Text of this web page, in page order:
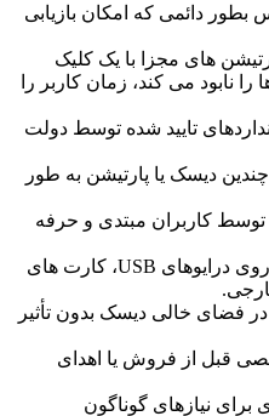
دائمی که امکان بازیابی
های مجزا با یک کلیک
نابود می کند، زمان کاربر را
تایید شده توسط دولت
دیسک یا پارتیشن به طور
کاربران مبتدی و حرفه
- پشتیبانی از پاک سازی داده ها از روی درایوهای USB، کارت های
فضای خالی دیسک بدون تأثیر
قبل از فروش یا اهدای
نیازهای گوناگون